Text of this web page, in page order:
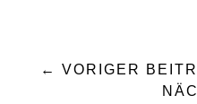
← VORIGER